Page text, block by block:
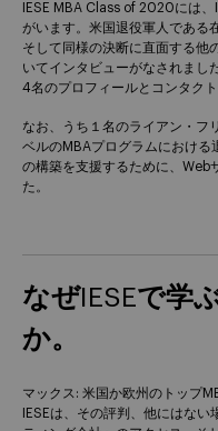
IESE MBA Class of 2020には
がいます。米国退役軍人である
そして同様の決断に直面する他
いてインタビューがなされまし
4名のプロフィールとコンタク
なお、うち１名のライアン・フ
ベルのMBAプログラムにおける
の構築を支援するために、Web
た。
なぜIESEで学
か。
マックス: 米国か欧州のトップ
IESEは、その評判、他にはな